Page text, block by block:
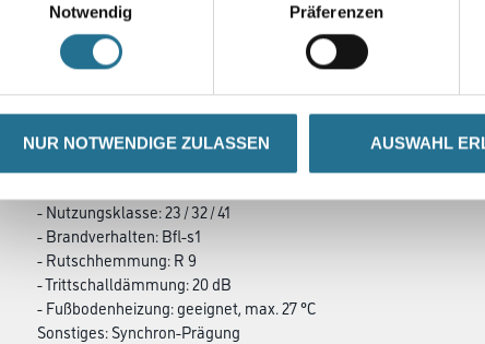
Notwendig
Präferenzen
NUR NOTWENDIGE ZULASSEN AUSWAHL
- Belagsart: Designbelag
- Abmessung: 1507 x 235 mm
- Gesamtstärke: 5,50 mm
- Inhalt je Pak.: 2,12 m²
- Inhalt je Pal.: 101,76 m²
- Fase: Mikrofase V4
- Nutzungsklasse: 23 / 32 / 41
- Brandverhalten: Bfl-s1
- Rutschhemmung: R 9
- Trittschalldämmung: 20 dB
- Fußbodenheizung: geeignet, max. 27 °C
Sonstiges: Synchron-Prägung